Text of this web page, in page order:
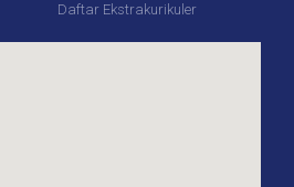
Daftar Ekstrakurikuler